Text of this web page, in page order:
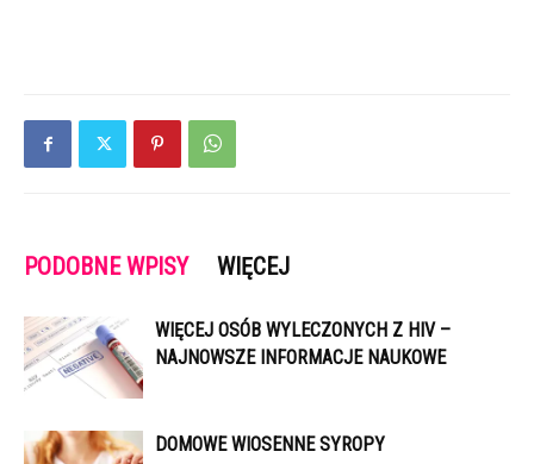
PODOBNE WPISY WIĘCEJ
WIĘCEJ OSÓB WYLECZONYCH Z HIV –
NAJNOWSZE INFORMACJE NAUKOWE
DOMOWE WIOSENNE SYROPY